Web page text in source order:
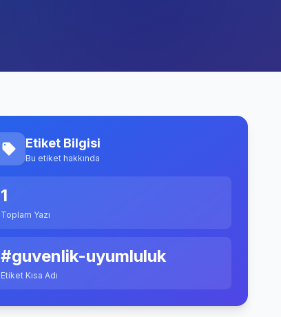
Etiket Bilgisi
Bu etiket hakkında
1
Toplam Yazı
#guvenlik-uyumluluk
Etiket Kısa Adı